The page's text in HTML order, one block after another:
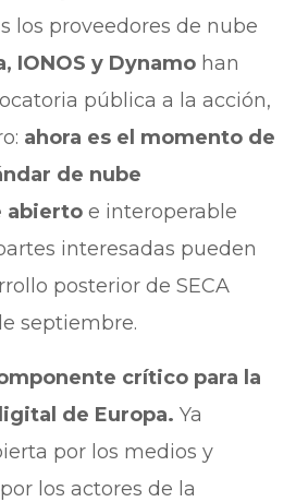
los proveedores de nube
IONOS y Dynamo han
pública a la acción,
ahora es el momento de
de nube
abierto e interoperable
interesadas pueden
posterior de SECA
septiembre.
crítico para la
de Europa.Ya
por los medios y
los actores de la